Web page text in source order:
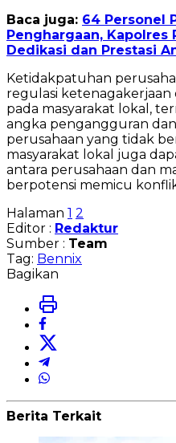
Baca juga: 64 Personel
Penghargaan, Kapolres
Dedikasi dan Prestasi
Ketidakpatuhan
regulasi
pada masyarakat lokal,
angka pengangguran
perusahaan yang tidak
masyarakat lokal juga
antara perusahaan dan
berpotensi memicu konflik
Halaman 1 2
Editor : Redaktur
Sumber : Team
Tag: Bennix
Bagikan
Berita Terkait